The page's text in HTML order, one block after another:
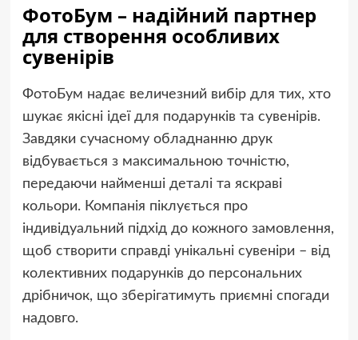
ФотоБум – надійний партнер
для створення особливих
сувенірів
ФотоБум надає величезний вибір для тих, хто
шукає якісні ідеї для подарунків та сувенірів.
Завдяки сучасному обладнанню друк
відбувається з максимальною точністю,
передаючи найменші деталі та яскраві
кольори. Компанія піклується про
індивідуальний підхід до кожного замовлення,
щоб створити справді унікальні сувеніри – від
колективних подарунків до персональних
дрібничок, що зберігатимуть приємні спогади
надовго.